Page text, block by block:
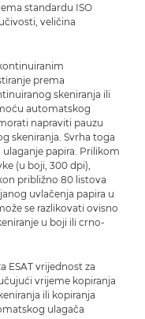
standardu ISO
veličina
prema
skeniranja ili
automatskog
napraviti pauzu
skeniranja. Svrha toga
papira. Prilikom
(u boji, 300 dpi),
približno 80 listova
uvlačenja papira u
se razlikovati ovisno
u boji ili crno-
ESAT vrijednost za
vrijeme kopiranja
ili kopiranja
ulagača